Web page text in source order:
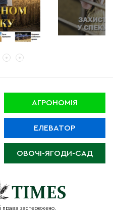
АГРОНОМІЯ
ЕЛЕВАТОР
ОВОЧІ-ЯГОДИ-САД
права застережено.